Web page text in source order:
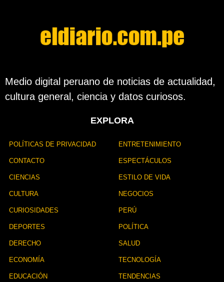
Medio digital peruano de noticias de actualidad,
cultura general, ciencia y datos curiosos.
EXPLORA
POLÍTICAS DE PRIVACIDAD
CONTACTO
CIENCIAS
CULTURA
CURIOSIDADES
DEPORTES
DERECHO
ECONOMÍA
EDUCACIÓN
ENTRETENIMIENTO
ESPECTÁCULOS
ESTILO DE VIDA
NEGOCIOS
PERÚ
POLÍTICA
SALUD
TECNOLOGÍA
TENDENCIAS